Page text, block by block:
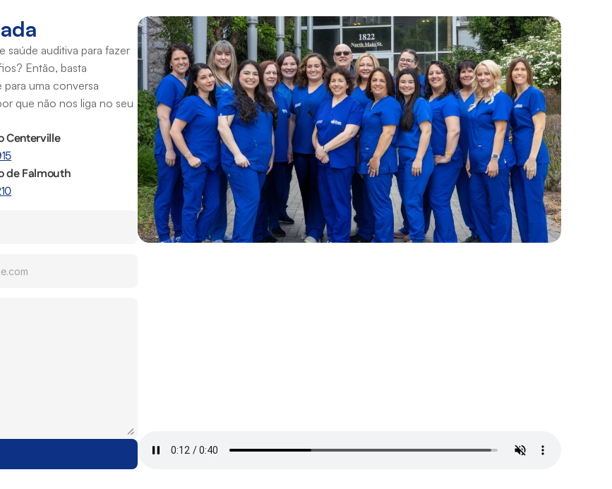
saúde auditiva para fazer
Então, basta
uma conversa
que não nos liga no seu
Centerville
de Falmouth